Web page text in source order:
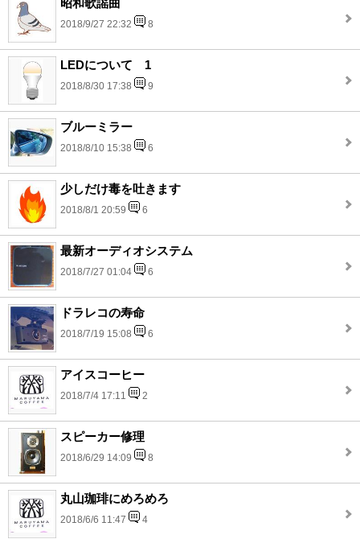
昭和歌謡曲
2018/9/27 22:32 8
LEDについて 1
2018/8/30 17:38 9
ブルーミラー
2018/8/10 15:38 6
少しだけ毒を吐きます
2018/8/1 20:59 6
最新オーディオシステム
2018/7/27 01:04 6
ドラレコの寿命
2018/7/19 15:08 6
アイスコーヒー
2018/7/4 17:11 2
スピーカー修理
2018/6/29 14:09 8
丸山珈琲にめろめろ
2018/6/6 11:47 4